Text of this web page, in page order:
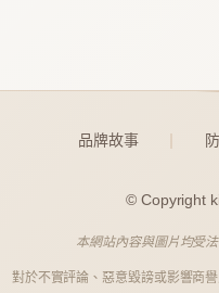
品牌故事
© Copyright
本網站內容與圖片均受
對於不實評論、惡意毀謗或影響商